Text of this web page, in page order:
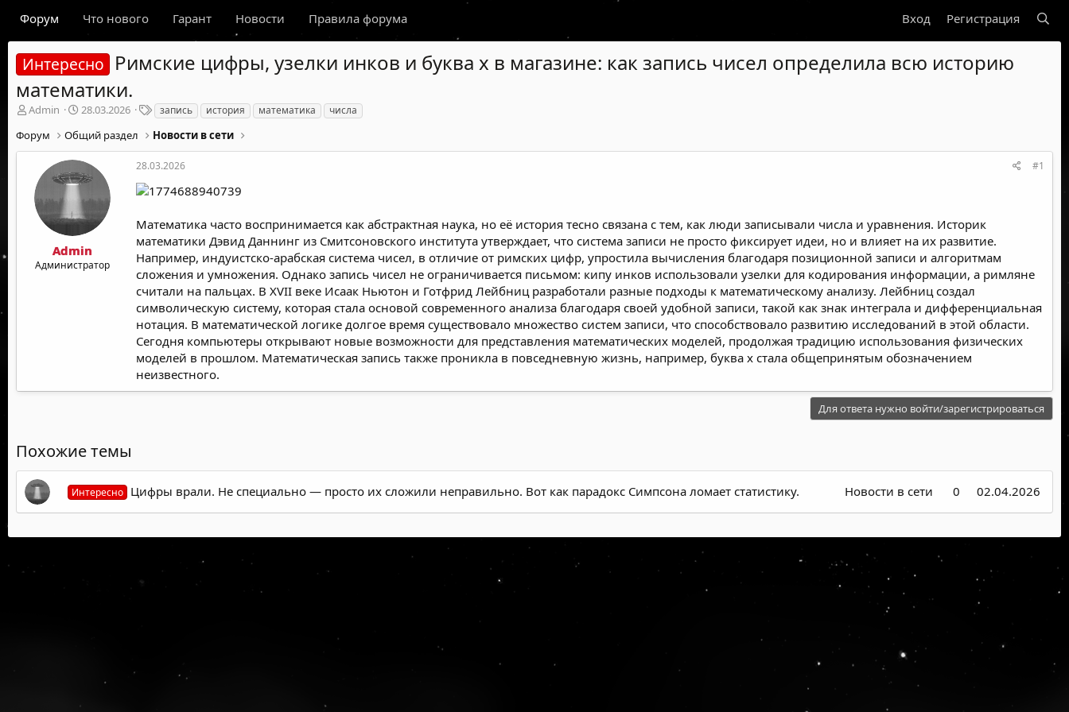
Форум Что нового Гарант Новости Правила форума Вход Регистрация
Интересно Римские цифры, узелки инков и буква x в магазине: как запись чисел определила всю историю
математики.
А
т
о
м
Admin
Д
т
а
н
а
а
л
а
28.03.2026
Т
е
г
и
запись история математика числа
Форум Общий раздел Новости в сети
Admin
Администратор
28.03.2026 #1
Математика часто воспринимается как абстрактная наука, но её история тесно связана с тем, как люди записывали числа и уравнения. Историк
математики Дэвид Даннинг из Смитсоновского института утверждает, что система записи не просто фиксирует идеи, но и влияет на их развитие.
Например, индуистско-арабская система чисел, в отличие от римских цифр, упростила вычисления благодаря позиционной записи и алгоритмам
сложения и умножения. Однако запись чисел не ограничивается письмом: кипу инков использовали узелки для кодирования информации, а римляне
считали на пальцах. В XVII веке Исаак Ньютон и Готфрид Лейбниц разработали разные подходы к математическому анализу. Лейбниц создал
символическую систему, которая стала основой современного анализа благодаря своей удобной записи, такой как знак интеграла и дифференциальная
нотация. В математической логике долгое время существовало множество систем записи, что способствовало развитию исследований в этой области.
Сегодня компьютеры открывают новые возможности для представления математических моделей, продолжая традицию использования физических
моделей в прошлом. Математическая запись также проникла в повседневную жизнь, например, буква x стала общепринятым обозначением
неизвестного.
Для ответа нужно войти/зарегистрироваться
Похожие темы
Интересно Цифры врали. Не специально — просто их сложили неправильно. Вот как парадокс Симпсона ломает статистику. Новости в сети 0 02.04.2026